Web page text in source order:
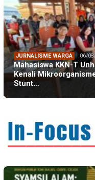
JURNALISME WARGA 06/
Mahasiswa KKN-T
Kenali
Stunt…